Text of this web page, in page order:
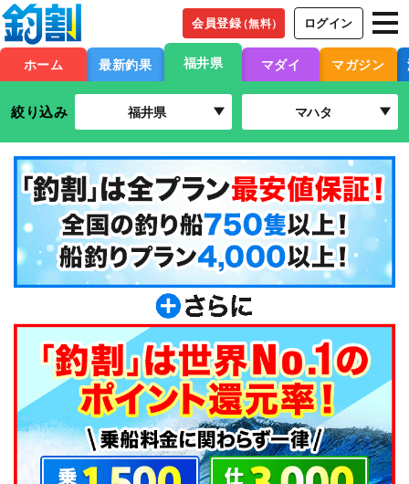
会員登録（無料） ログイン
ホーム 最新釣果 福井県 マダイ マガジン
絞り込み 福井県 マハタ